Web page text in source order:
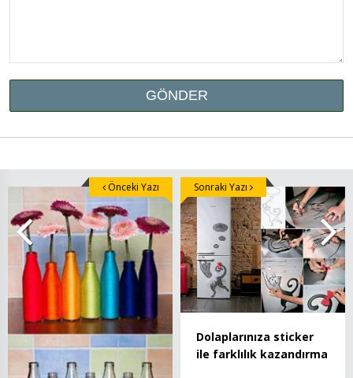
Önceki Yazı
Dolaplarınıza sticker
ile farklılık kazandırma
Sonraki Yazı